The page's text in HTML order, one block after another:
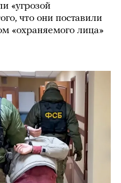
«угрозой
что они поставили
«охраняемого лица»